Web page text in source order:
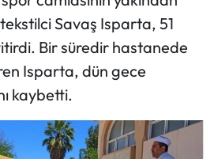
tekstilci Savaş Isparta, 51
Bir süredir hastanede
Isparta, dün gece
kaybetti.